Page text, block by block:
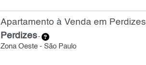
Apartamento à Venda em
Perdizes-
Zona Oeste - São Paulo